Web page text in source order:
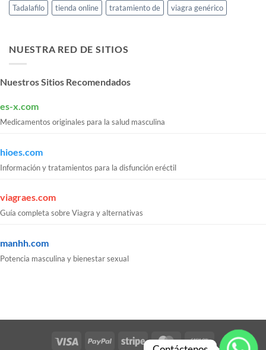
Tadalafilo
tienda online tratamiento de viagra genérico
NUESTRA RED DE SITIOS
Nuestros Sitios Recomendados
es-x.com
Medicamentos originales para la salud masculina
hioes.com
Información y tratamientos para la disfunción eréctil
viagraes.com
Guía completa sobre Viagra y alternativas
manhh.com
Potencia masculina y bienestar sexual
Visa PayPal Stripe MasterCard
Cash